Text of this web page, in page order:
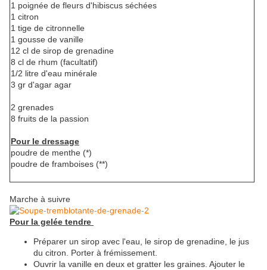
1 poignée de fleurs d'hibiscus séchées
1 citron
1 tige de citronnelle
1 gousse de vanille
12 cl de sirop de grenadine
8 cl de rhum (facultatif)
1/2 litre d'eau minérale
3 gr d'agar agar
2 grenades
8 fruits de la passion
Pour le dressage
poudre de menthe (*)
poudre de framboises (**)
Marche à suivre
Pour la gelée tendre
Préparer un sirop avec l'eau, le sirop de grenadine, le jus
du citron. Porter à frémissement.
Ouvrir la vanille en deux et gratter les graines. Ajouter le